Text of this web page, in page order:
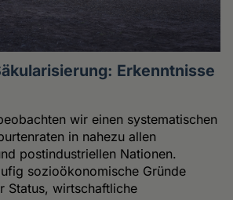
Erkenntnisse
wir einen systematischen
in nahezu allen
postindustriellen Nationen.
sozioökonomische Gründe
Status, wirtschaftliche